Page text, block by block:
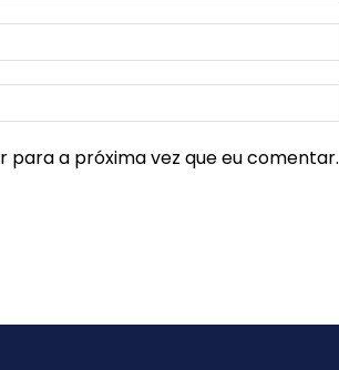
para a próxima vez que eu comentar.